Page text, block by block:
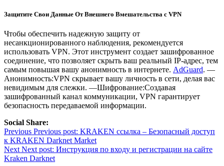
Защитите Свои Данные От Внешнего Вмешательства c VPN
Чтобы обеспечить надежную защиту от
несанкционированного наблюдения, рекомендуется
использовать VPN. Этот инструмент создает зашифрованное
соединение, что позволяет скрыть ваш реальный IP-адрес, тем
самым повышая вашу анонимность в интернете. AdGuard. —
Анонимность:VPN скрывает вашу личность в сети, делая вас
невидимым для слежки. —Шифрование:Создавая
зашифрованный канал коммуникации, VPN гарантирует
безопасность передаваемой информации.
Social Share:
Post
navigation
Previous Previous post: KRAKEN ссылка – Безопасный доступ
к KRAKEN Darknet Market
Next Next post: Инструкция по входу и регистрации на сайте
Kraken Darknet